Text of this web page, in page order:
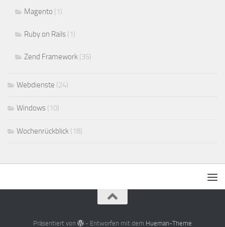
Magento (1)
Ruby on Rails (1)
Zend Framework (35)
Webdienste (24)
Windows (10)
Wochenrückblick (18)
Präsentiert von - Entworfen mit dem Hueman-Theme